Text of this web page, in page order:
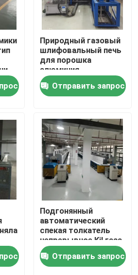
Природный газовый
шлифовальный печь
для порошка
алюминия
Отправить запрос
Подгонянный
автоматический
спекая толкатель
непрерывное Kil газа
для магнитного
материала с хорошей
термальной
Отправить запрос